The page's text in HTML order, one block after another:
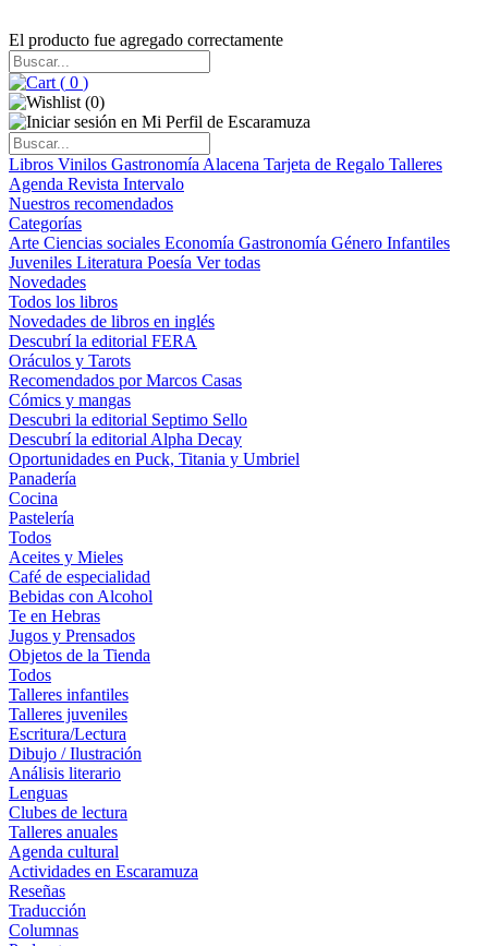
El producto fue agregado correctamente
( 0 )
(0)
Libros Vinilos Gastronomía Alacena Tarjeta de Regalo Talleres
Agenda Revista Intervalo
Nuestros recomendados
Categorías
Arte Ciencias sociales Economía Gastronomía Género Infantiles
Juveniles Literatura Poesía Ver todas
Novedades
Todos los libros
Novedades de libros en inglés
Descubrí la editorial FERA
Oráculos y Tarots
Recomendados por Marcos Casas
Cómics y mangas
Descubri la editorial Septimo Sello
Descubrí la editorial Alpha Decay
Oportunidades en Puck, Titania y Umbriel
Panadería
Cocina
Pastelería
Todos
Aceites y Mieles
Café de especialidad
Bebidas con Alcohol
Te en Hebras
Jugos y Prensados
Objetos de la Tienda
Todos
Talleres infantiles
Talleres juveniles
Escritura/Lectura
Dibujo / Ilustración
Análisis literario
Lenguas
Clubes de lectura
Talleres anuales
Agenda cultural
Actividades en Escaramuza
Reseñas
Traducción
Columnas